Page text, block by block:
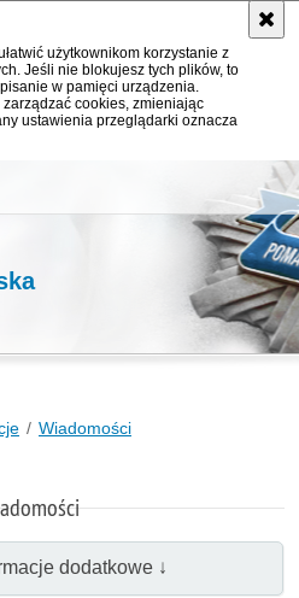
użytkownikom korzystanie z
Jeśli nie blokujesz tych plików, to
w pamięci urządzenia.
cookies, zmieniając
ustawienia przeglądarki oznacza
Wiadomości
dodatkowe ↓